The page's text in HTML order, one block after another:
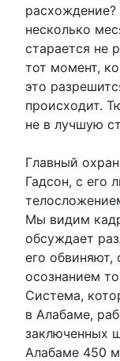
расхождение?
несколько
старается не
тот момент,
это
происходит.
не в лучшую
Главный
Гадсон, с его
Мы видим
обсуждает
его обвиняют,
осознанием
Система,
в Алабаме,
заключенных
Алабаме 450